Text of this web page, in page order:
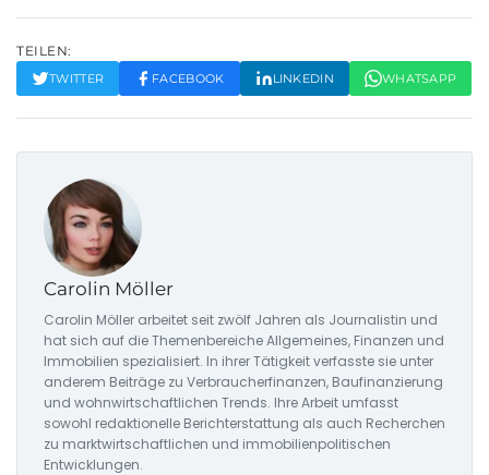
TEILEN:
TWITTER FACEBOOK LINKEDIN WHATSAPP
Carolin Möller
Carolin Möller arbeitet seit zwölf Jahren als Journalistin und
hat sich auf die Themenbereiche Allgemeines, Finanzen und
Immobilien spezialisiert. In ihrer Tätigkeit verfasste sie unter
anderem Beiträge zu Verbraucherfinanzen, Baufinanzierung
und wohnwirtschaftlichen Trends. Ihre Arbeit umfasst
sowohl redaktionelle Berichterstattung als auch Recherchen
zu marktwirtschaftlichen und immobilienpolitischen
Entwicklungen.